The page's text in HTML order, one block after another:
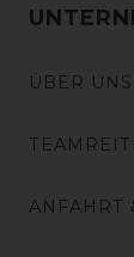
ÜBER UNS
ANFAHRT